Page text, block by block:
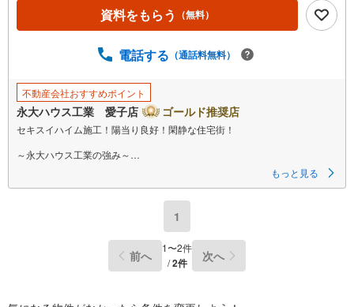
資料をもらう （無料）
電話する （通話料無料）
不動産会社おすすめポイント
永大ハウス工業 愛子店 ゴールド推奨店
セキスイハイム施工！陽当り良好！閑静な住宅街！
～永大ハウス工業の強み～
1.
戸建・マンション・土地…と種別を問わず不動産を取り扱っております。
さらに教育施設や商業施設、子育て環境や行政などの地域情報を総合し、
お客様により良い物件選びをしていただけるよう、しっかりとサポートさ
もっと見る
1
前へ 1〜2件
/2件 次へ